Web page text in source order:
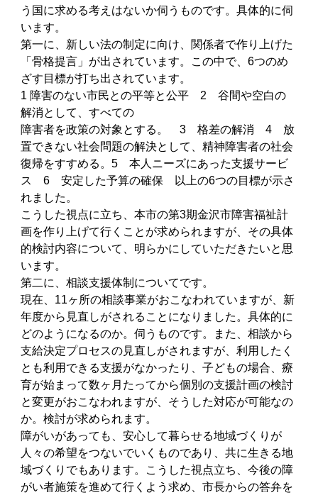
う国に求める考えはないか伺うものです。具体的に伺
います。
第一に、新しい法の制定に向け、関係者で作り上げた
「骨格提言」が出されています。この中で、6つのめ
ざす目標が打ち出されています。
1 障害のない市民との平等と公平 2 谷間や空白の
解消として、すべての
障害者を政策の対象とする。 3 格差の解消 4 放
置できない社会問題の解決として、精神障害者の社会
復帰をすすめる。5 本人ニーズにあった支援サービ
ス 6 安定した予算の確保 以上の6つの目標が示さ
れました。
こうした視点に立ち、本市の第3期金沢市障害福祉計
画を作り上げて行くことが求められますが、その具体
的検討内容について、明らかにしていただきたいと思
います。
第二に、相談支援体制についてです。
現在、11ヶ所の相談事業がおこなわれていますが、新
年度から見直しがされることになりました。具体的に
どのようになるのか。伺うものです。また、相談から
支給決定プロセスの見直しがされますが、利用したく
とも利用できる支援がなかったり、子どもの場合、療
育が始まって数ヶ月たってから個別の支援計画の検討
と変更がおこなわれますが、そうした対応が可能なの
か。検討が求められます。
障がいがあっても、安心して暮らせる地域づくりが
人々の希望をつないでいくものであり、共に生きる地
域づくりでもあります。こうした視点立ち、今後の障
がい者施策を進めて行くよう求め、市長からの答弁を